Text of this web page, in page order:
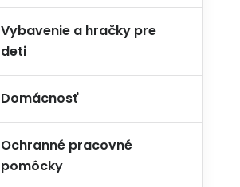
Vybavenie a hračky pre
deti
Domácnosť
Ochranné pracovné
pomôcky